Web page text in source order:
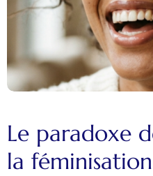
Le paradoxe
la